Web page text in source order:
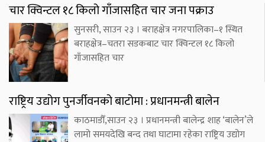
चार क्विन्टल १८ किलो गाँजासहित चार जना पक्राउ
सुनसरी, साउन २३ । बराहक्षेत्र नगरपालिका–१ स्थित
बराहक्षेत्र–चतरा सडकबाट चार क्विन्टल १८ किलो
गाँजासहित चार
राष्ट्रिय उद्योग पुनर्जीवनको बाटोमा : प्रधानमन्त्री बालेन
काठमाडौँ,साउन २३ । प्रधानमन्त्री बालेन्द्र शाह ‘बालेन’ले
लामो समयदेखि बन्द तथा घाटामा रहेका राष्ट्रिय उद्योग